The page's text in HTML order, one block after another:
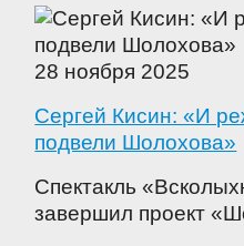
28 ноября 2025
Сергей Кисин: «И
подвели Шолохова»
Спектакль
завершил проект